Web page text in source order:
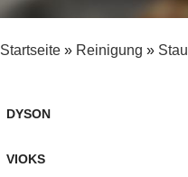
Startseite » Reinigung »
DYSON
VIOKS